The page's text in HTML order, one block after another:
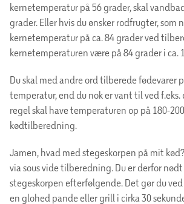
kernetemperatur på 56 grader, skal
grader. Eller hvis du ønsker rodfrugter, som
kernetemperatur på ca. 84 grader ved
kernetemperaturen være på 84 grader i ca.
Du skal med andre ord tilberede fødevarer
temperatur, end du nok er vant til ved f.eks.
regel skal have temperaturen op på 180-
kødtilberedning.
Jamen, hvad med stegeskorpen på mit
via sous vide tilberedning. Du er derfor
stegeskorpen efterfølgende. Det gør du
en glohed pande eller grill i cirka 30